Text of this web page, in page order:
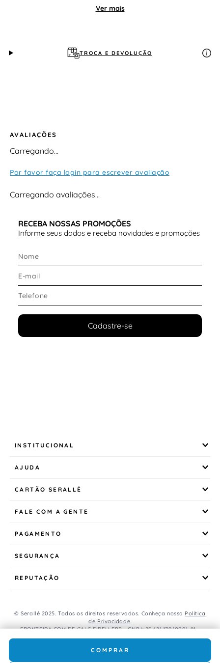
com vestidos, saias, calças e conjuntos, sendo ideal
para o dia a dia ou ocasiões que pedem um toque
Ver mais
TROCA E DEVOLUÇÃO
AVALIAÇÕES
Carregando…
Por favor faça login para escrever avaliação
Carregando avaliações…
COMPRAR
RECEBA NOSSAS PROMOÇÕES
Informe seus dados e receba novidades e promoções
Cadastre-se
INSTITUCIONAL
AJUDA
CARTÃO SERALLÊ
FALE COM A GENTE
PAGAMENTO
SEGURANÇA
REPUTAÇÃO
© Serallê 2025. Todos os direitos reservados. Conheça nossa Política
de Privacidade.
FRONTEIRA COM DE CALC EIRELI EPP - CNPJ: 25.421.179/0001-81 -
Avenida Brasil, 456, Centro, CEP: 85.851-000, Foz do Iguaçu, PR, Brasil.
válido é o do carrinho de compras.